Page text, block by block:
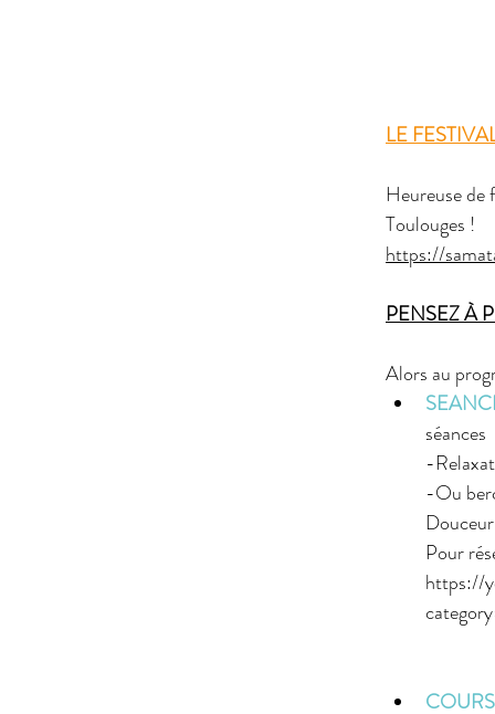
LE
Heureuse de
Toulouges !
https://
PENSEZ À
Alors au
séances
-
-Ou
Pour
https://